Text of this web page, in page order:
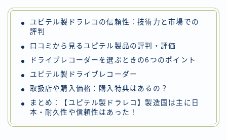
ユピテル製ドラレコの信頼性：技術力と市場での
評判
口コミから見るユピテル製品の評判・評価
ドライブレコーダーを選ぶときの6つのポイント
ユピテル製ドライブレコーダー
取扱店や購入価格：購入特典はあるの？
まとめ：【ユピテル製ドラレコ】製造国は主に日
本・耐久性や信頼性はあった！